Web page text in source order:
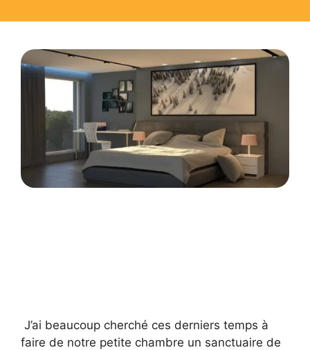
J’ai beaucoup cherché ces derniers temps à
faire de notre petite chambre un sanctuaire de